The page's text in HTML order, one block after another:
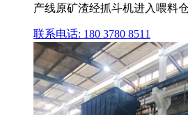
产线原矿渣经抓斗机进入喂料
联系电话: 180 3780 8511